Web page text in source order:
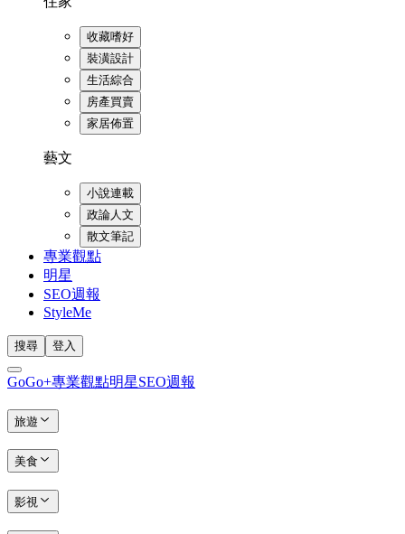
收藏嗜好
裝潢設計
生活綜合
房產買賣
家居佈置
藝文
小說連載
政論人文
散文筆記
專業觀點
明星
SEO週報
StyleMe
搜尋 登入
GoGo+專業觀點明星SEO週報
旅遊
美食
影視